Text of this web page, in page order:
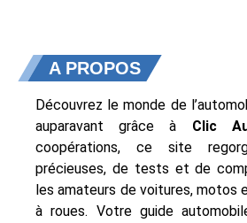
A PROPOS
Découvrez le monde de
auparavant grâce à Clic
coopérations, ce site
précieuses, de tests et de
les amateurs de voitures, motos
à roues. Votre guide